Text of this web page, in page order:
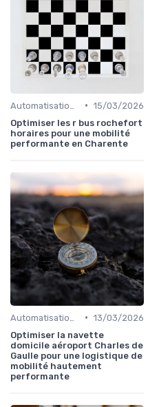
• 15/03/2026
Optimiser les r bus rochefort
horaires pour une mobilité
performante en Charente
• 13/03/2026
Optimiser la navette
domicile aéroport Charles de
Gaulle pour une logistique de
mobilité hautement
performante